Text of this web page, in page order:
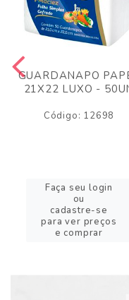
GUARDANAPO
21X22 LUXO -
Código: 12698
Faça seu login
ou
cadastre-se
para ver preços
e comprar